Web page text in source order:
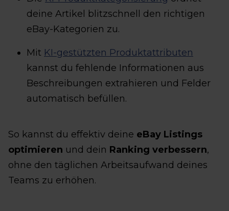
deine Artikel blitzschnell den richtigen
eBay-Kategorien zu.
Mit KI-gestützten Produktattributen
kannst du fehlende Informationen aus
Beschreibungen extrahieren und Felder
automatisch befüllen.
So kannst du effektiv deine eBay Listings
optimieren und dein Ranking verbessern,
ohne den täglichen Arbeitsaufwand deines
Teams zu erhöhen.